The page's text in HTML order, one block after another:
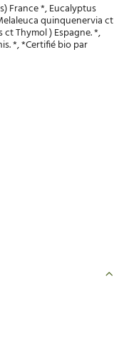
France *, Eucalyptus
quinquenervia ct
Thymol ) Espagne. *,
*, *Certifié bio par